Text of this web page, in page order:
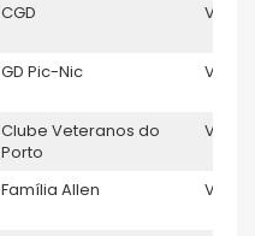
CGD V5
GD Pic-Nic V5
Clube Veteranos do
Porto
V5
Família Allen V5